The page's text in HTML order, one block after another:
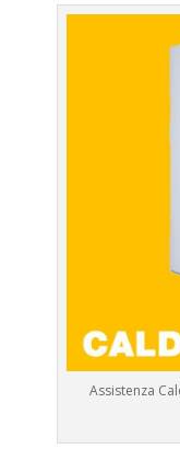
Assistenza